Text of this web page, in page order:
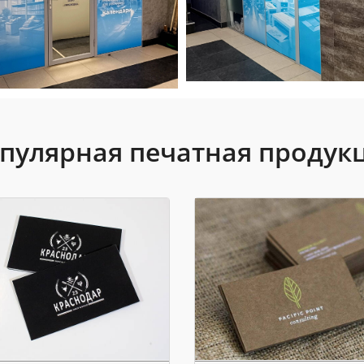
печатная